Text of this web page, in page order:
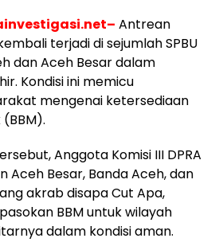
Antrean
terjadi di sejumlah SPBU
dan Aceh Besar dalam
Kondisi ini memicu
mengenai ketersediaan
Anggota Komisi III DPRA
Aceh Besar, Banda Aceh, dan
akrab disapa Cut Apa,
BBM untuk wilayah
dalam kondisi aman.